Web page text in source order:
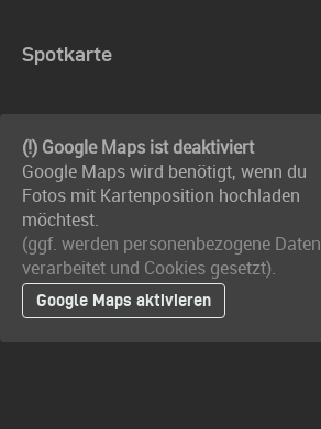
Spotkarte
(!) Google Maps ist deaktiviert
Google Maps wird benötigt, wenn du
Fotos mit Kartenposition hochladen
möchtest.
(ggf. werden personen­bezogene Daten
verarbeitet und Cookies gesetzt).
Google Maps aktivieren